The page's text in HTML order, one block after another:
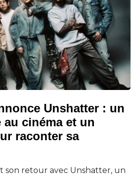
Unshatter : un
cinéma et un
raconter sa
son retour avec Unshatter, un